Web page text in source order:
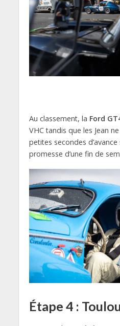
Au classement, la Ford
VHC tandis que les Jean
petites secondes d’avance
promesse d’une fin de
Étape 4 :